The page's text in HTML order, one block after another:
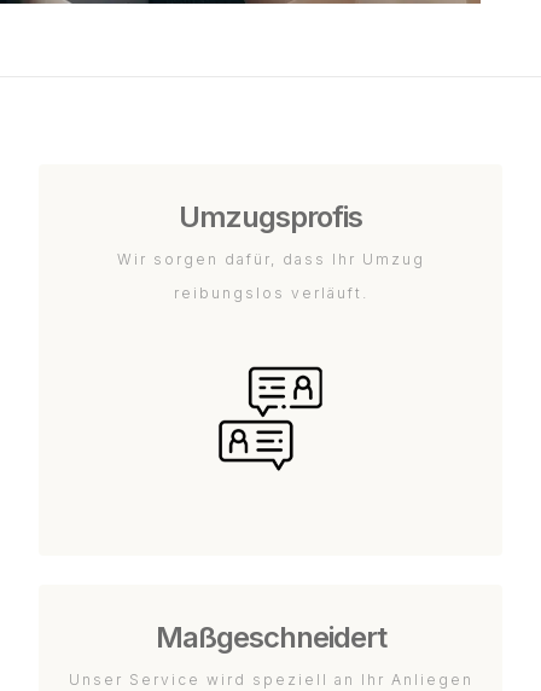
Umzugsprofis
Wir sorgen dafür, dass Ihr Umzug
reibungslos verläuft.
Maßgeschneidert
Unser Service wird speziell an Ihr Anliegen